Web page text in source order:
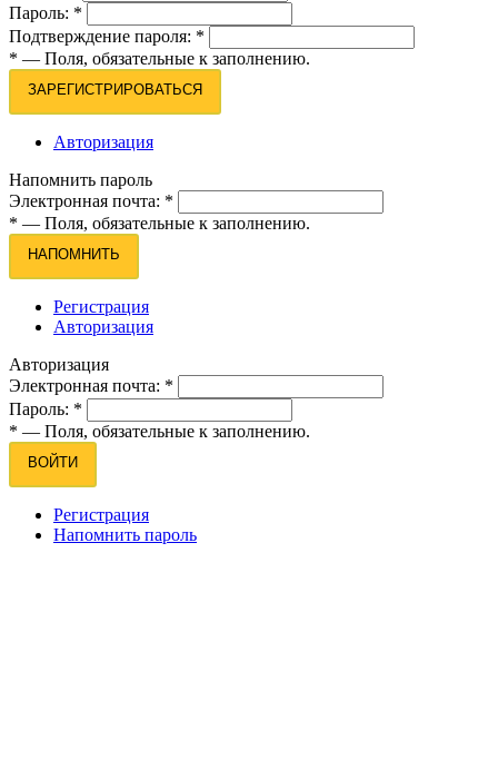
Пароль: *
Подтверждение пароля: *
* — Поля, обязательные к заполнению.
ЗАРЕГИСТРИРОВАТЬСЯ
Авторизация
Напомнить пароль
Электронная почта: *
* — Поля, обязательные к заполнению.
НАПОМНИТЬ
Регистрация
Авторизация
Авторизация
Электронная почта: *
Пароль: *
* — Поля, обязательные к заполнению.
ВОЙТИ
Регистрация
Напомнить пароль